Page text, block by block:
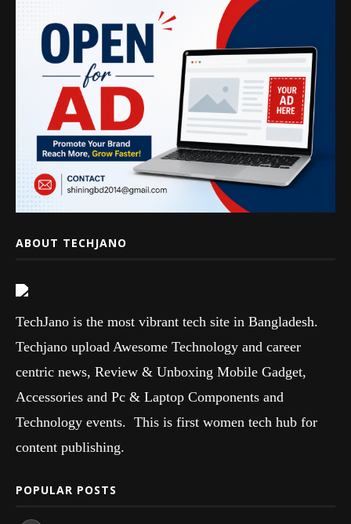
ABOUT TECHJANO
TechJano is the most vibrant tech site in Bangladesh.
Techjano upload Awesome Technology and career
centric news, Review & Unboxing Mobile Gadget,
Accessories and Pc & Laptop Components and
Technology events. This is first women tech hub for
content publishing.
POPULAR POSTS